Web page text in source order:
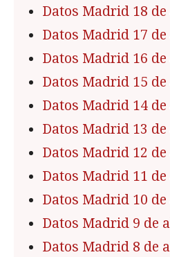
Datos Madrid 18
Datos Madrid 17
Datos Madrid 16
Datos Madrid 15
Datos Madrid 14
Datos Madrid 13
Datos Madrid 12
Datos Madrid 11
Datos Madrid 10
Datos Madrid 9 de
Datos Madrid 8 de